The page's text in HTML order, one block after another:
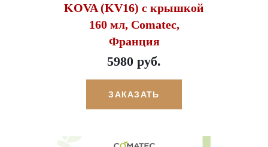
KOVA (KV16) с крышкой
160 мл, Comatec,
Франция
5980 руб.
ЗАКАЗАТЬ